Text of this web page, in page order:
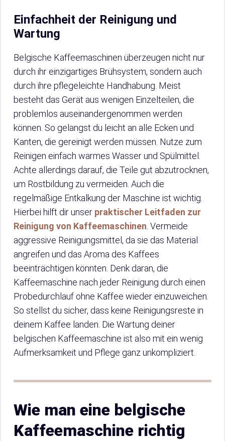
Einfachheit der Reinigung und
Wartung
Belgische Kaffeemaschinen überzeugen nicht nur
durch ihr einzigartiges Brühsystem, sondern auch
durch ihre pflegeleichte Handhabung. Meist
besteht das Gerät aus wenigen Einzelteilen, die
problemlos auseinandergenommen werden
können. So gelangst du leicht an alle Ecken und
Kanten, die gereinigt werden müssen. Nutze zum
Reinigen einfach warmes Wasser und Spülmittel.
Achte allerdings darauf, die Teile gut abzutrocknen,
um Rostbildung zu vermeiden. Auch die
regelmäßige Entkalkung der Maschine ist wichtig.
Hierbei hilft dir unser praktischer Leitfaden zur
Reinigung von Kaffeemaschinen . Vermeide
aggressive Reinigungsmittel, da sie das Material
angreifen und das Aroma des Kaffees
beeinträchtigen könnten. Denk daran, die
Kaffeemaschine nach jeder Reinigung durch einen
Probedurchlauf ohne Kaffee wieder einzuweichen.
So stellst du sicher, dass keine Reinigungsreste in
deinem Kaffee landen. Die Wartung deiner
belgischen Kaffeemaschine ist also mit ein wenig
Aufmerksamkeit und Pflege ganz unkompliziert.
Wie man eine belgische
Kaffeemaschine richtig